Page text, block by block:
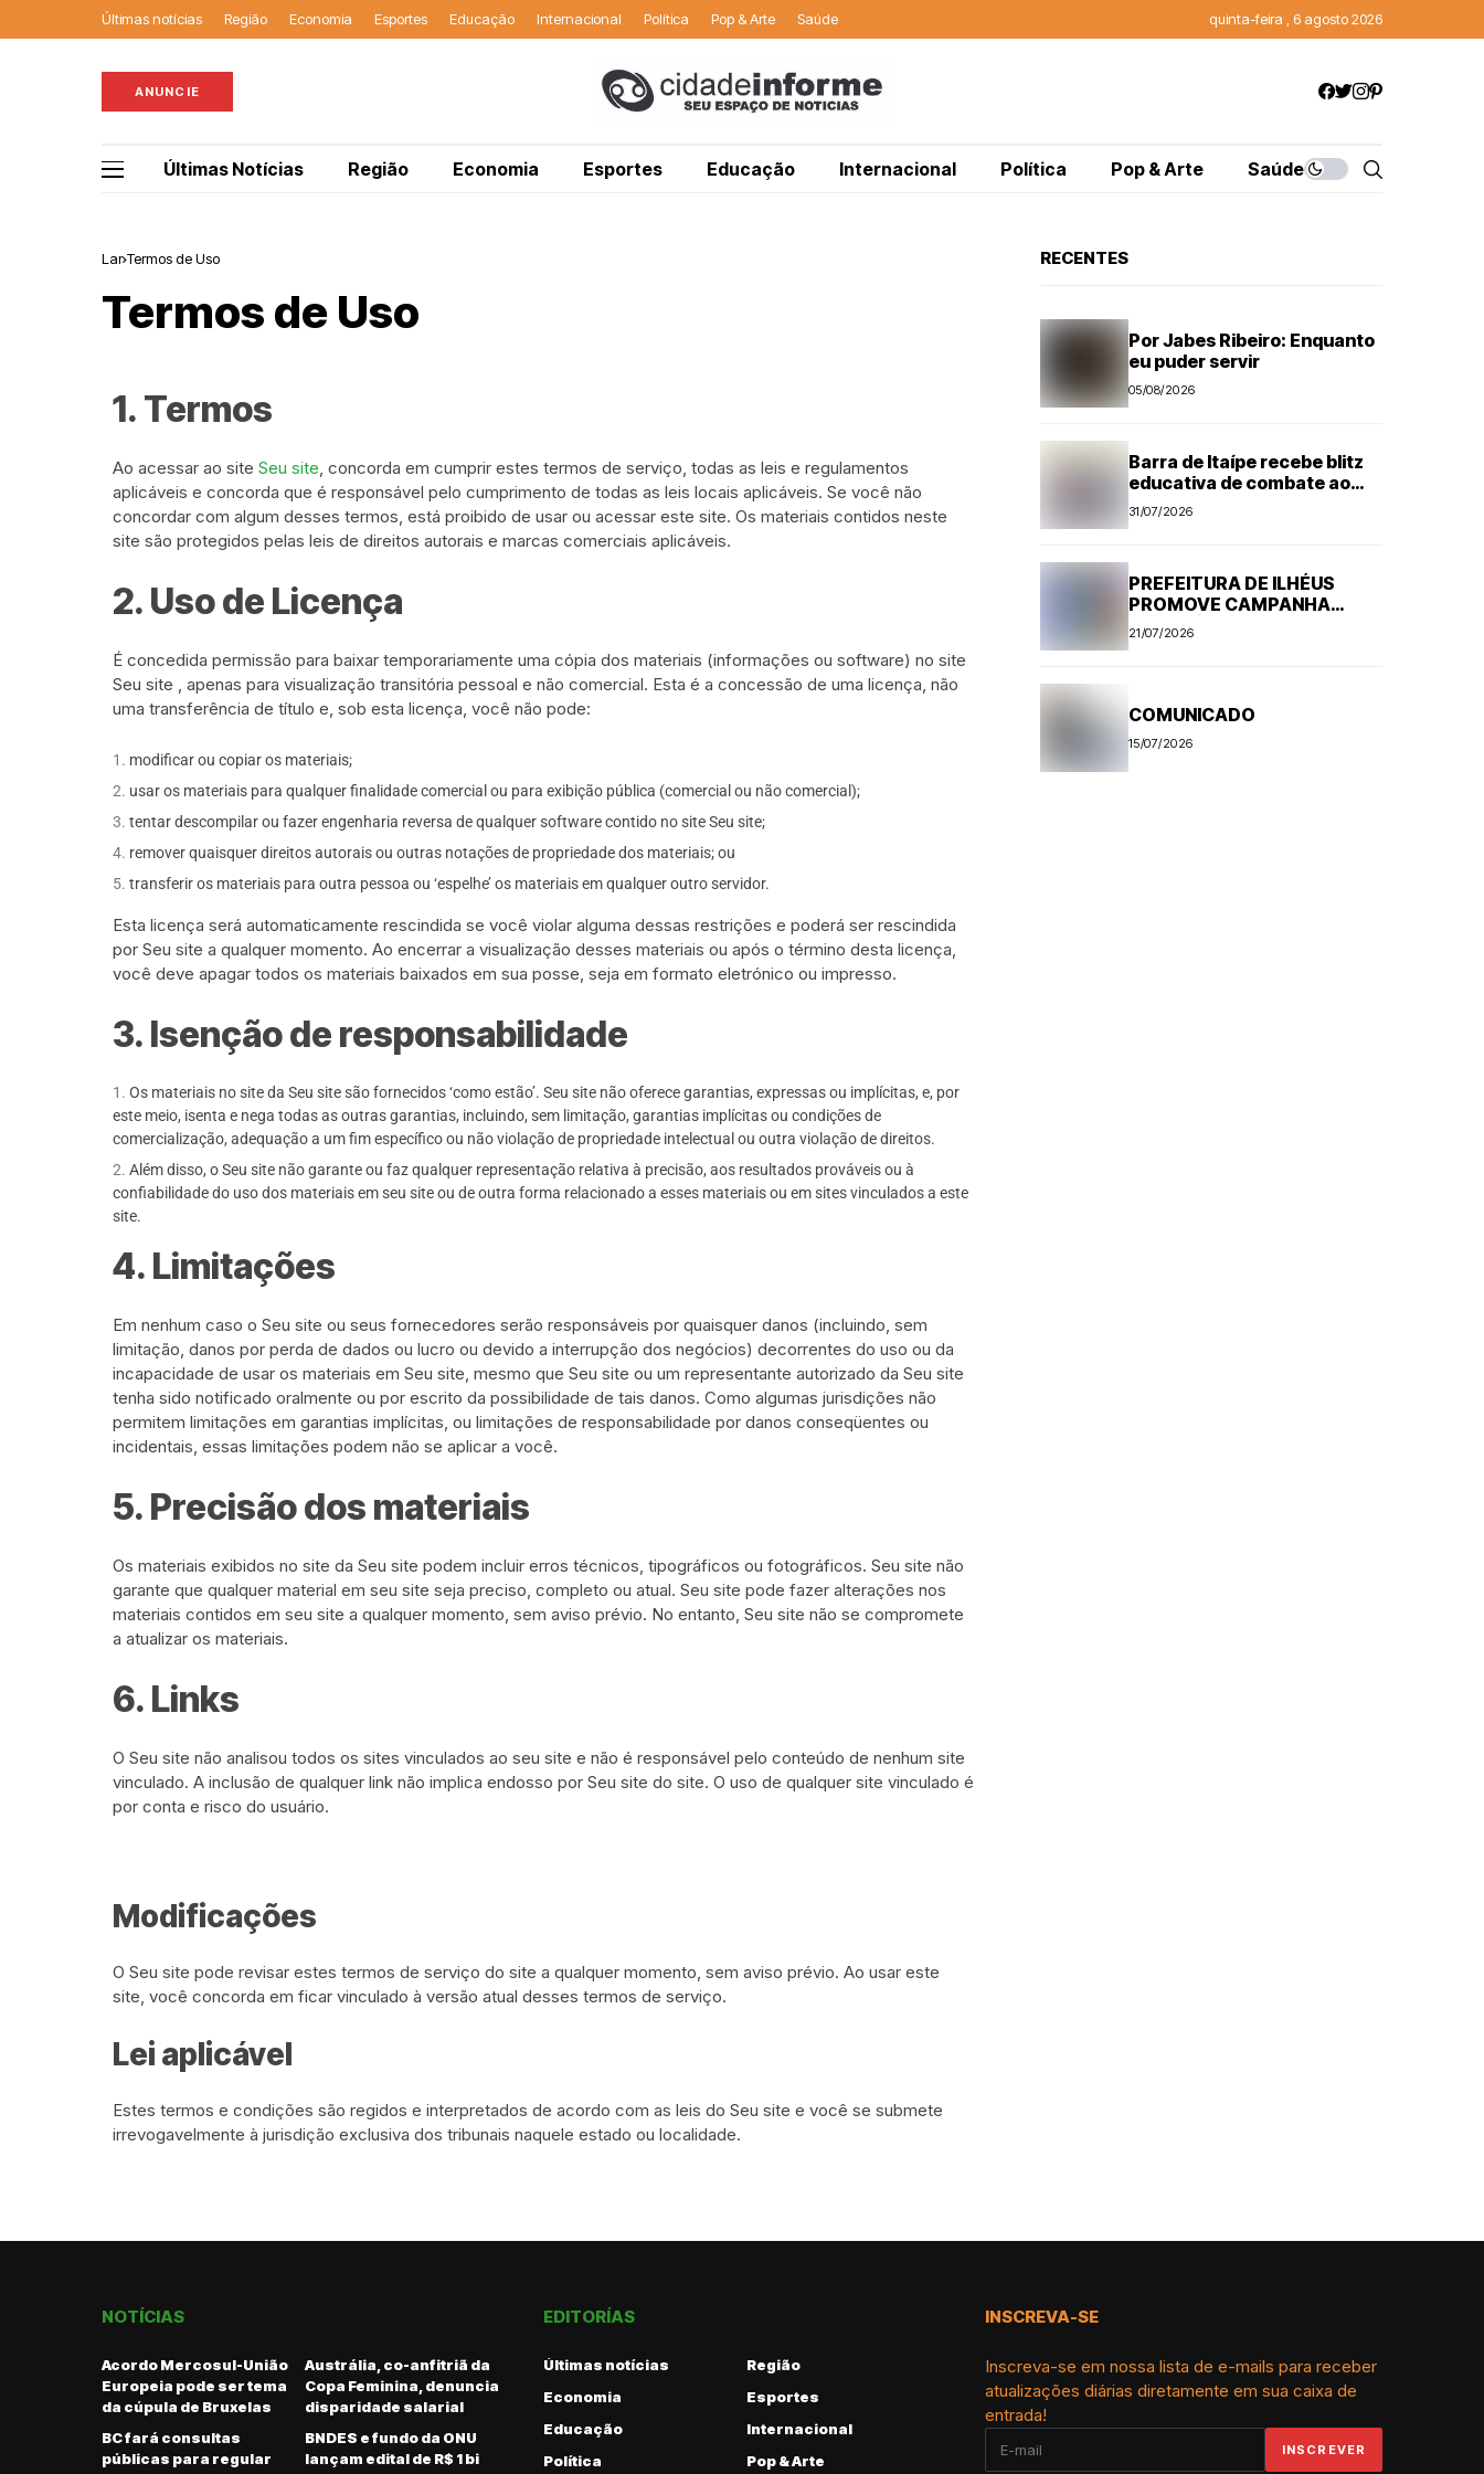
Últimas notícias Região Economia Esportes Educação Internacional Política Pop & Arte Saúde quinta-feira , 6 agosto 2026
ANUNCIE
Últimas Notícias Região Economia Esportes Educação Internacional Política Pop & Arte Saúde
Lar Termos de Uso
Termos de Uso
1. Termos
Ao acessar ao site Seu site, concorda em cumprir estes termos de serviço, todas as leis e regulamentos
aplicáveis ​​e concorda que é responsável pelo cumprimento de todas as leis locais aplicáveis. Se você não
concordar com algum desses termos, está proibido de usar ou acessar este site. Os materiais contidos neste
site são protegidos pelas leis de direitos autorais e marcas comerciais aplicáveis.
2. Uso de Licença
É concedida permissão para baixar temporariamente uma cópia dos materiais (informações ou software) no site
Seu site , apenas para visualização transitória pessoal e não comercial. Esta é a concessão de uma licença, não
uma transferência de título e, sob esta licença, você não pode:
modificar ou copiar os materiais;
usar os materiais para qualquer finalidade comercial ou para exibição pública (comercial ou não comercial);
tentar descompilar ou fazer engenharia reversa de qualquer software contido no site Seu site;
remover quaisquer direitos autorais ou outras notações de propriedade dos materiais; ou
transferir os materiais para outra pessoa ou ‘espelhe’ os materiais em qualquer outro servidor.
Esta licença será automaticamente rescindida se você violar alguma dessas restrições e poderá ser rescindida
por Seu site a qualquer momento. Ao encerrar a visualização desses materiais ou após o término desta licença,
você deve apagar todos os materiais baixados em sua posse, seja em formato eletrónico ou impresso.
3. Isenção de responsabilidade
Os materiais no site da Seu site são fornecidos ‘como estão’. Seu site não oferece garantias, expressas ou implícitas, e, por
este meio, isenta e nega todas as outras garantias, incluindo, sem limitação, garantias implícitas ou condições de
comercialização, adequação a um fim específico ou não violação de propriedade intelectual ou outra violação de direitos.
Além disso, o Seu site não garante ou faz qualquer representação relativa à precisão, aos resultados prováveis ​​ou à
confiabilidade do uso dos materiais em seu site ou de outra forma relacionado a esses materiais ou em sites vinculados a este
site.
4. Limitações
Em nenhum caso o Seu site ou seus fornecedores serão responsáveis ​​por quaisquer danos (incluindo, sem
limitação, danos por perda de dados ou lucro ou devido a interrupção dos negócios) decorrentes do uso ou da
incapacidade de usar os materiais em Seu site, mesmo que Seu site ou um representante autorizado da Seu site
tenha sido notificado oralmente ou por escrito da possibilidade de tais danos. Como algumas jurisdições não
permitem limitações em garantias implícitas, ou limitações de responsabilidade por danos conseqüentes ou
incidentais, essas limitações podem não se aplicar a você.
5. Precisão dos materiais
Os materiais exibidos no site da Seu site podem incluir erros técnicos, tipográficos ou fotográficos. Seu site não
garante que qualquer material em seu site seja preciso, completo ou atual. Seu site pode fazer alterações nos
materiais contidos em seu site a qualquer momento, sem aviso prévio. No entanto, Seu site não se compromete
a atualizar os materiais.
6. Links
O Seu site não analisou todos os sites vinculados ao seu site e não é responsável pelo conteúdo de nenhum site
vinculado. A inclusão de qualquer link não implica endosso por Seu site do site. O uso de qualquer site vinculado é
por conta e risco do usuário.
Modificações
O Seu site pode revisar estes termos de serviço do site a qualquer momento, sem aviso prévio. Ao usar este
site, você concorda em ficar vinculado à versão atual desses termos de serviço.
Lei aplicável
Estes termos e condições são regidos e interpretados de acordo com as leis do Seu site e você se submete
irrevogavelmente à jurisdição exclusiva dos tribunais naquele estado ou localidade.
RECENTES
Por Jabes Ribeiro: Enquanto
eu puder servir
05/08/2026
Barra de Itaípe recebe blitz
educativa de combate ao
Aedes aegypti
31/07/2026
PREFEITURA DE ILHÉUS
PROMOVE CAMPANHA
ANTI-RÁBICA. VEJA
PROGRAMAÇÃO
21/07/2026
COMUNICADO
15/07/2026
NOTÍCIAS
Acordo Mercosul-União
Europeia pode ser tema
da cúpula de Bruxelas
Austrália, co-anfitriã da
Copa Feminina, denuncia
disparidade salarial
BC fará consultas
públicas para regular
BNDES e fundo da ONU
lançam edital de R$ 1 bi
EDITORÍAS
Últimas notícias
Região
Economia
Esportes
Educação
Internacional
Política
Pop & Arte
INSCREVA-SE
Inscreva-se em nossa lista de e-mails para receber
atualizações diárias diretamente em sua caixa de
entrada!